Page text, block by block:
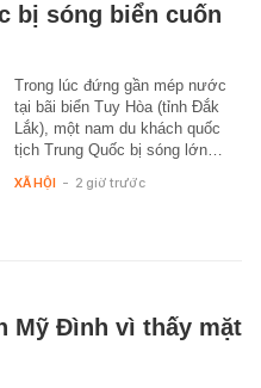
bị sóng biển cuốn
Trong lúc đứng gần mép nước
tại bãi biển Tuy Hòa (tỉnh Đắk
Lắk), một nam du khách quốc
tịch Trung Quốc bị sóng lớn…
XÃ HỘI - 2 giờ trước
Mỹ Đình vì thấy mặt